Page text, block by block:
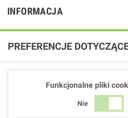
INFORMACJA
PREFERENCJE
Funkcjonalne pliki
Nie